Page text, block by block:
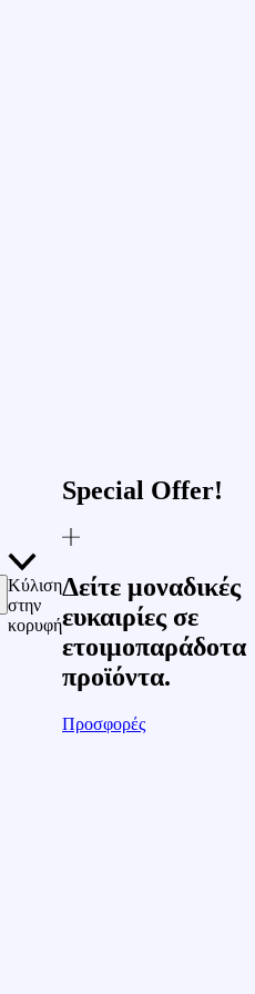
Κύλιση
στην
κορυφή
Special Offer!
Δείτε μοναδικές
ευκαιρίες σε
ετοιμοπαράδοτα
προϊόντα.
Προσφορές